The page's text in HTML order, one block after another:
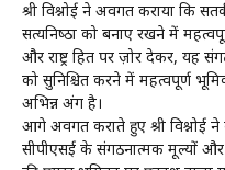
श्री विश्नोई ने अवगत कराया कि
सत्‍यनिष्‍ठा को बनाए रखने में
और राष्ट्र हित पर ज़ोर देकर, यह
को सुनिश्चित करने में महत्वपूर्ण
अभिन्न अंग है।
आगे अवगत कराते हुए श्री विश्नोई
सीपीएसई के संगठनात्मक मूल्यों और